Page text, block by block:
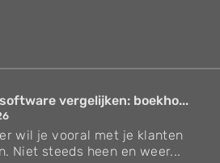
vergelijken: boekho...
wil je vooral met je klanten
Niet steeds heen en weer...